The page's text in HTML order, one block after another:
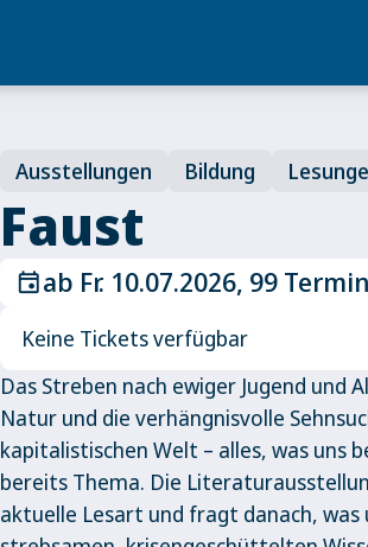
Ausstellungen Bildung
Faust
eventab Fr. 10.07.2026, 99
Keine Tickets verfügbar
Das Streben nach ewiger Jugend und
Natur und die verhängnisvolle
kapitalistischen Welt – alles, was uns
bereits Thema. Die
aktuelle Lesart und fragt danach, was